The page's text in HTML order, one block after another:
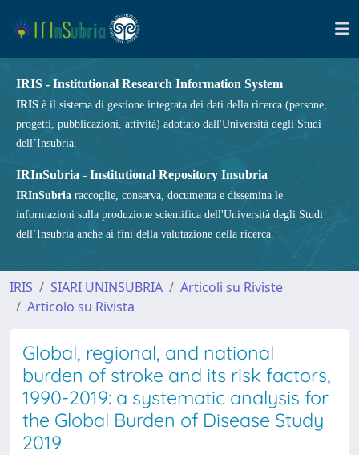
IRIS - Institutional Research Information System
IRIS è il sistema di gestione integrata dei dati della ricerca (persone,
progetti, pubblicazioni, attività) adottato dall'Università degli Studi
dell’Insubria.
IRInSubria - Institutional Repository Insubria
IRInSubria raccoglie, conserva, documenta e dissemina le
informazioni sulla produzione scientifica dell'Università degli Studi
dell’Insubria anche ai fini della valutazione della ricerca.
IRIS SIARI UNINSUBRIA
Articoli su Riviste
Articolo su Rivista
Global, regional, and national
burden of stroke and its risk factors,
1990-2019: a systematic analysis for
the Global Burden of Disease Study
2019